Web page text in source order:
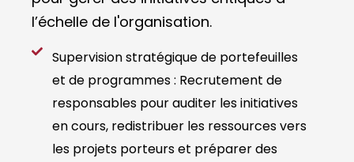
l’échelle de l'organisation.
Supervision stratégique de portefeuilles
et de programmes : Recrutement de
responsables pour auditer les initiatives
en cours, redistribuer les ressources vers
les projets porteurs et préparer des